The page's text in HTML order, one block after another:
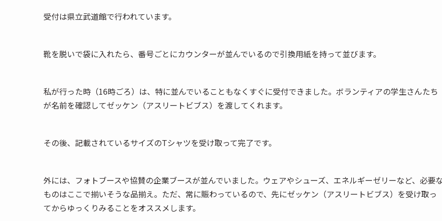
受付は県立武道館で行われています。
靴を脱いで袋に入れたら、番号ごとにカウンターが並んでいるので引換用紙を持って並びます。
私が行った時（16時ごろ）は、特に並んでいることもなくすぐに受付できました。ボランティアの学生さんたち
が名前を確認してゼッケン（アスリートビブス）を渡してくれます。
その後、記載されているサイズのTシャツを受け取って完了です。
外には、フォトブースや協賛の企業ブースが並んでいました。ウェアやシューズ、エネルギーゼリーなど、必要
ものはここで揃いそうな品揃え。ただ、常に賑わっているので、先にゼッケン（アスリートビブス）を受け取っ
てからゆっくりみることをオススメします。